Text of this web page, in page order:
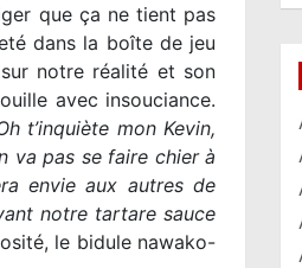
que ça ne tient pas
dans la boîte de jeu
notre réalité et son
avec insouciance.
t’inquiète mon Kevin,
va pas se faire chier à
envie aux autres de
notre tartare sauce
le bidule nawako-